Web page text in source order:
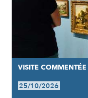
VISITE COMMENTÉE
25/10/2026